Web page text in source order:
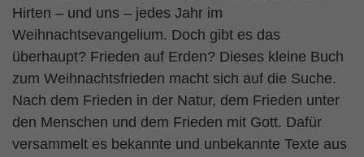
Hirten – und uns – jedes Jahr im
Weihnachtsevangelium. Doch gibt es das
überhaupt? Frieden auf Erden? Dieses kleine Buch
zum Weihnachtsfrieden macht sich auf die Suche.
Nach dem Frieden in der Natur, dem Frieden unter
den Menschen und dem Frieden mit Gott. Dafür
versammelt es bekannte und unbekannte Texte aus